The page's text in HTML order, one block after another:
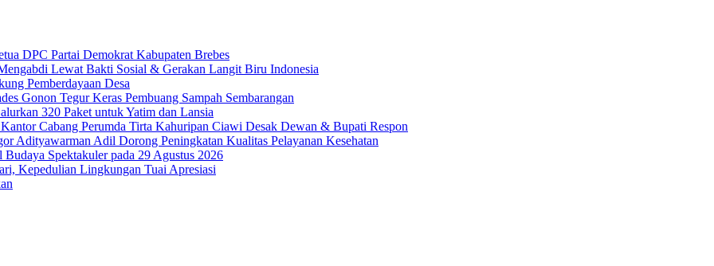
DPC Partai Demokrat Kabupaten Brebes
Lewat Bakti Sosial & Gerakan Langit Biru Indonesia
Pemberdayaan Desa
Gonon Tegur Keras Pembuang Sampah Sembarangan
320 Paket untuk Yatim dan Lansia
Cabang Perumda Tirta Kahuripan Ciawi Desak Dewan & Bupati Respon
Adil Dorong Peningkatan Kualitas Pelayanan Kesehatan
Spektakuler pada 29 Agustus 2026
Kepedulian Lingkungan Tuai Apresiasi